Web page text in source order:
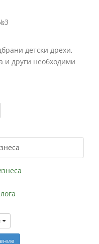
детски дрехи,
и други необходими